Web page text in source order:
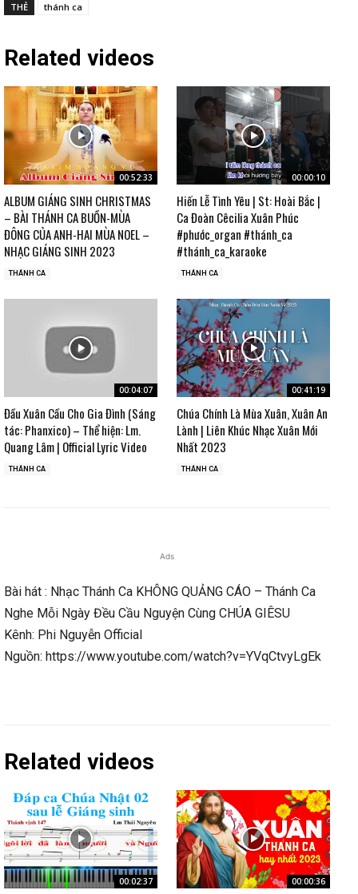
THẺ thánh ca
Related videos
00:52:33
ALBUM GIÁNG SINH CHRISTMAS
– BÀI THÁNH CA BUỒN-MÙA
ĐÔNG CỦA ANH-HAI MÙA NOEL –
NHẠC GIÁNG SINH 2023
THÁNH CA
00:00:10
Hiến Lễ Tình Yêu | St: Hoài Bắc |
Ca Đoàn Cêcilia Xuân Phúc
#phước_organ #thánh_ca
#thánh_ca_karaoke
THÁNH CA
00:04:07
Đầu Xuân Cầu Cho Gia Đình (Sáng
tác: Phanxico) – Thể hiện: Lm.
Quang Lâm | Official Lyric Video
THÁNH CA
00:41:19
Chúa Chính Là Mùa Xuân, Xuân An
Lành | Liên Khúc Nhạc Xuân Mới
Nhất 2023
THÁNH CA
Ads
Bài hát : Nhạc Thánh Ca KHÔNG QUẢNG CÁO – Thánh Ca
Nghe Mỗi Ngày Đều Cầu Nguyện Cùng CHÚA GIÊSU
Kênh: Phi Nguyễn Official
Nguồn: https://www.youtube.com/watch?v=YVqCtvyLgEk
Related videos
00:02:37 00:00:36